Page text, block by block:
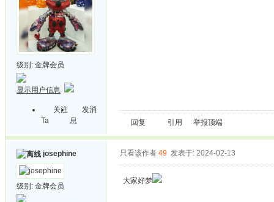
级别: 金牌会员
显示用户信息
关注
Ta
发消
息
回复 引用 举报顶端
josephine
级别: 金牌会员
只看该作者 49 发表于: 2024-02-13
大家好梦